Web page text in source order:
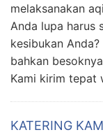
melaksanakan
Anda lupa harus
kesibukan
bahkan
Kami kirim tepat
KATERING